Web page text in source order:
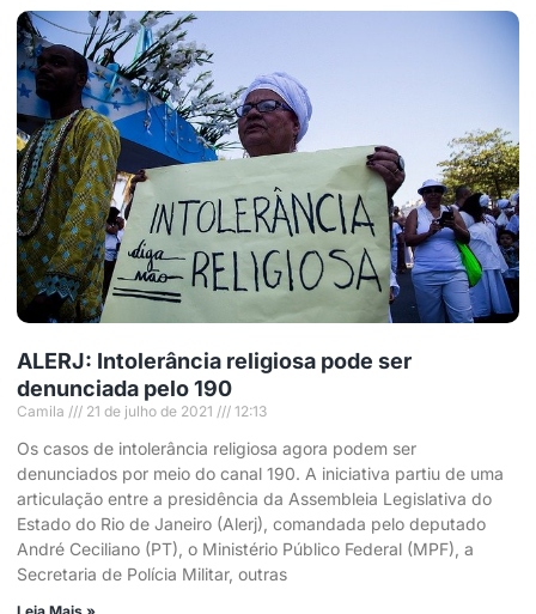
ALERJ: Intolerância religiosa pode ser
denunciada pelo 190
Camila 21 de julho de 2021 12:13
Os casos de intolerância religiosa agora podem ser
denunciados por meio do canal 190. A iniciativa partiu de uma
articulação entre a presidência da Assembleia Legislativa do
Estado do Rio de Janeiro (Alerj), comandada pelo deputado
André Ceciliano (PT), o Ministério Público Federal (MPF), a
Secretaria de Polícia Militar, outras